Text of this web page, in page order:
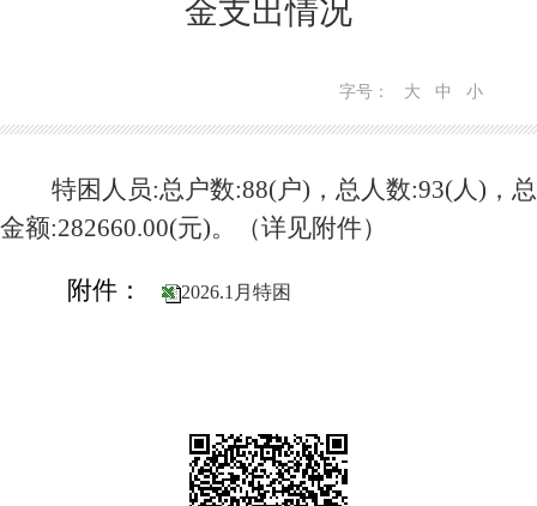
金支出情况
字号： 大 中 小
特困人员:总户数:88(户) ， 总人数:93(人) ， 总
金额:282660.00(元)。 （详见附件）
附件： 2026.1月特困